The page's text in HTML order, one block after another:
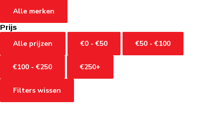
Alle merken
Prijs
Alle prijzen €0 - €50 €50 - €100
€100 - €250 €250+
Filters wissen